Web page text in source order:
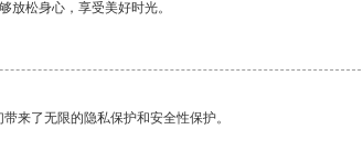
放松身心，享受美好时光。
来了无限的隐私保护和安全性保护。